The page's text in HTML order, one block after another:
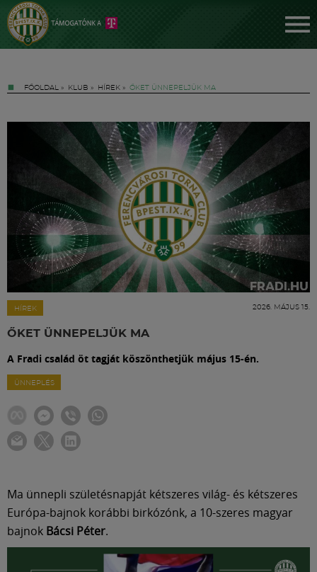
FŐOLDAL » KLUB » HÍREK » ŐKET ÜNNEPELJÜK MA
HÍREK 2026. MÁJUS 15.
ŐKET ÜNNEPELJÜK MA
A Fradi család öt tagját köszönthetjük május 15-én.
ÜNNEPLÉS
Ma ünnepli születésnapját kétszeres világ- és kétszeres
Európa-bajnok korábbi birkózónk, a 10-szeres magyar
bajnok Bácsi Péter.
Jegyek
FM YouTube +
Hírek
Labdarúgás
Szakosztályok
Meccscenter
Klub
Szolgáltatások
Shop